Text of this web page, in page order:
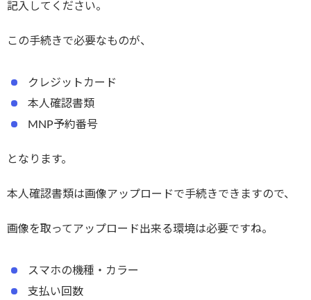
記入してください。
この手続きで必要なものが、
クレジットカード
本人確認書類
MNP予約番号
となります。
本人確認書類は画像アップロードで手続きできますので、
画像を取ってアップロード出来る環境は必要ですね。
スマホの機種・カラー
支払い回数